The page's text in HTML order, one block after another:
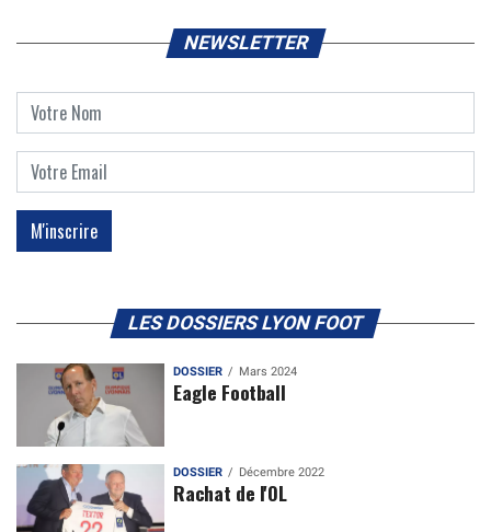
NEWSLETTER
LES DOSSIERS LYON FOOT
DOSSIER Mars 2024
Eagle Football
DOSSIER Décembre 2022
Rachat de l'OL